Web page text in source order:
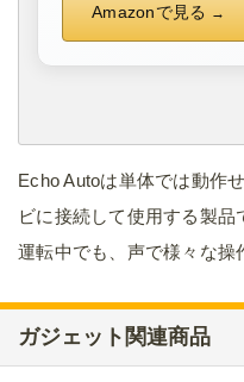
Amazonで見る
Echo Autoは単体では動作
ビに接続して使用する製
運転中でも、声で様々な操
ガジェット関連商品